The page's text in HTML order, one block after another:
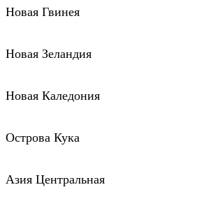
Новая Гвинея
Новая Зеландия
Новая Каледония
Острова Кука
Азия Центральная